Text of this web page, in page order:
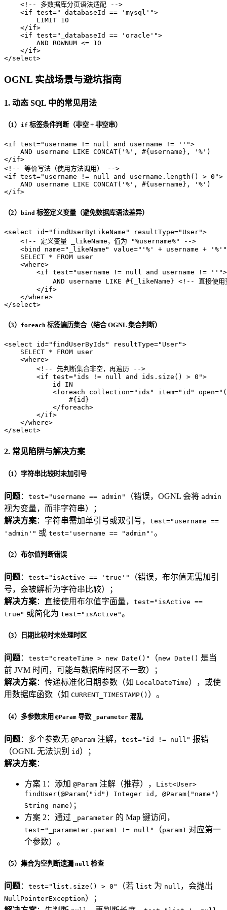
<!-- 多数据库分页语法适配 -->
<if test="_databaseId == 'mysql'">
        LIMIT 10
</if>
<if test="_databaseId == 'oracle'">
        AND ROWNUM <= 10
</if>
</select>
OGNL 实战场景与避坑指南
1. 动态 SQL 中的常见用法
（1） if 标签条件判断（非空 + 非空串）
<if test="username != null and username != ''">
</if>
<!-- 等价写法（使用方法调用） -->
<if test="username != null and username.length() > 0">
</if>
（2） bind 标签定义变量（避免数据库语法差异）
<select id="findUserByLikeName" resultType="User">
<!-- 定义变量 _likeName，值为 "%username%" -->
<bind name="_likeName" value="'%' + username + '%'"
    SELECT * FROM user
<where>
<if test="username != null and username != ''">
            AND username LIKE #{_likeName}
<!-- 直接使
</if>
</where>
</select>
（3） foreach 标签遍历集合（结合 OGNL 集合判断）
<select id="findUserByIds" resultType="User">
    SELECT * FROM user
<where>
<!-- 先判断集合非空，再遍历 -->
<if test="ids != null and ids.size() > 0">
            id IN
<foreach collection="ids" item="id" open=
                #{id}
</foreach>
</if>
</where>
</select>
2. 常见陷阱与解决方案
（1）字符串比较时未加引号
问题： test="username == admin" （错误，OGNL 会将 admin
视为变量，而非字符串）；
解决方案：字符串需加单引号或双引号， test="username ==
'admin'" 或 test='username == "admin"' 。
（2）布尔值判断错误
问题： test="isActive == 'true'"
（错误，布尔值无需加引
号，会被解析为字符串比较）；
解决方案：直接使用布尔值字面量， test="isActive ==
true" 或简化为 test="isActive"。
（3）日期比较时未处理时区
问题： test="createTime > new Date()" （ new Date() 是当
前 JVM 时间，可能与数据库时区不一致）；
解决方案：传递标准化日期参数（如 LocalDateTime ），或使
用数据库函数（如 CURRENT_TIMESTAMP() ）。
（4）多参数未用 @Param 导致 _parameter 混乱
问题：多个参数无 @Param 注解， test="id != null" 报错
（OGNL 无法识别 id ）；
解决方案：
方案 1：添加 @Param 注解（推荐），
List<User>
findUser(@Param("id") Integer id, @Param("name")
String name) ；
方案 2：通过
_parameter 的 Map 键访问，
test="_parameter.param1 != null" （param1 对应第一
个参数）。
（5）集合为空判断遗漏 null 检查
问题： test="list.size() > 0" （若 list 为 null ，会抛出
NullPointerException）；